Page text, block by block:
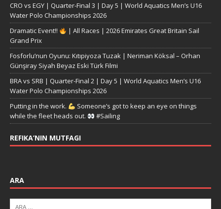
CRO vs EGY | Quarter-Final 3 | Day 5 | World Aquatics Men’s U16
Water Polo Championships 2026
Dramatic Event!!
| All Races | 2026 Emirates Great Britain Sail
Grand Prix
Fosforlu’nun Oyunu: Kıtıpiyoza Tuzak | Neriman Köksal – Orhan
Günşiray Siyah Beyaz Eski Türk Filmi
BRA vs SRB | Quarter-Final 2 | Day 5 | World Aquatics Men’s U16
Water Polo Championships 2026
Putting in the work.
Someone’s got to keep an eye on things
while the fleet heads out.
#Sailing
REFIKA’NIN MUTFAGI
ARA